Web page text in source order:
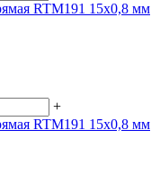
RTM191 15x0,8 мм
+
RTM191 15x0,8 мм